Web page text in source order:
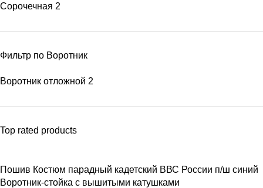
Сорочечная 2
Фильтр по Воротник
Воротник отложной 2
Top rated products
Пошив Костюм парадный кадетский ВВС России п/ш синий
Воротник-стойка с вышитыми катушками